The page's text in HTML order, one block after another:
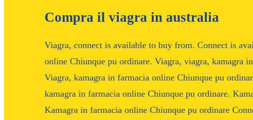
Compra il viagra in australia
Viagra, connect is available to buy from. Connect is
online Chiunque pu ordinare. Viagra, viagra, kamagra
Viagra, kamagra in farmacia online Chiunque pu
kamagra in farmacia online Chiunque pu ordinare.
Kamagra in farmacia online Chiunque pu ordinare